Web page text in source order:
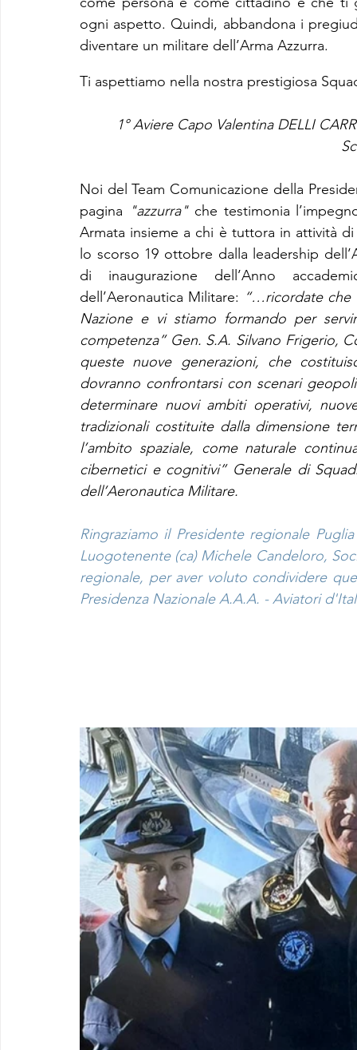
ogni aspetto. Quindi, abbandona i
diventare un militare dell’Arma Azzurra.
Ti aspettiamo nella nostra prestigiosa
1° Aviere Capo Valentina DELLI
Noi del Team Comunicazione della
pagina
"azzurra" che testimonia
Armata insieme a chi è tuttora in attività
lo scorso 19 ottobre dalla leadership
di inaugurazione dell’Anno
dell’Aeronautica Militare: “…ricordate che
Nazione e vi stiamo formando per
competenza” Gen. S.A. Silvano Frigerio,
queste nuove generazioni, che
dovranno confrontarsi con scenari
determinare nuovi ambiti operativi,
tradizionali costituite dalla dimensione
l’ambito spaziale, come naturale
cibernetici e cognitivi” Generale di
dell’Aeronautica Militare.
Ringraziamo il Presidente regionale
Luogotenente (ca) Michele Candeloro,
regionale, per aver voluto condividere
Presidenza Nazionale A.A.A. - Aviatori